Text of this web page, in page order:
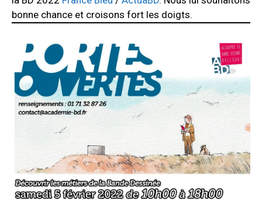
bonne chance et croisons fort les doigts.